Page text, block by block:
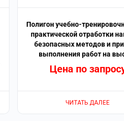
Полигон учебно-
практической отработки
безопасных методов и
выполнения работ на
Цена по
ЧИТАТЬ ДАЛЕЕ